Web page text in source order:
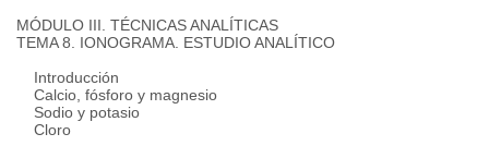
MÓDULO III. TÉCNICAS ANALÍTICAS
TEMA 8. IONOGRAMA. ESTUDIO ANALÍTICO
Introducción
Calcio, fósforo y magnesio
Sodio y potasio
Cloro